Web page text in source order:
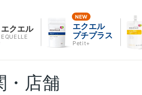
エクエル
EQUELLE
エクエル
プチプラス
Petit+
・店舗